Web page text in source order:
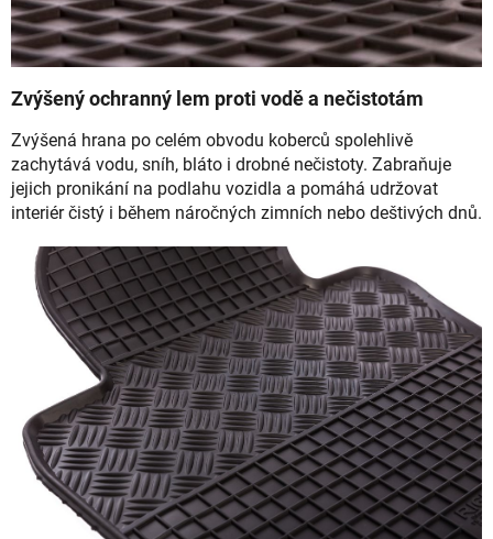
Zvýšený ochranný lem proti vodě a nečistotám
Zvýšená hrana po celém obvodu koberců spolehlivě
zachytává vodu, sníh, bláto i drobné nečistoty. Zabraňuje
jejich pronikání na podlahu vozidla a pomáhá udržovat
interiér čistý i během náročných zimních nebo deštivých dnů.